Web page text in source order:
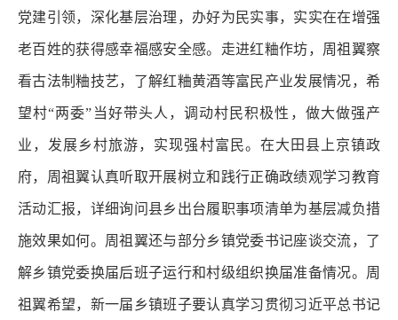
党建引领，深化基层治理，办好为民实事，实实在在增强
老百姓的获得感幸福感安全感。走进红粬作坊，周祖翼察
看古法制粬技艺，了解红粬黄酒等富民产业发展情况，希
望村“两委”当好带头人，调动村民积极性，做大做强产
业，发展乡村旅游，实现强村富民。在大田县上京镇政
府，周祖翼认真听取开展树立和践行正确政绩观学习教育
活动汇报，详细询问县乡出台履职事项清单为基层减负措
施效果如何。周祖翼还与部分乡镇党委书记座谈交流，了
解乡镇党委换届后班子运行和村级组织换届准备情况。周
祖翼希望，新一届乡镇班子要认真学习贯彻习近平总书记